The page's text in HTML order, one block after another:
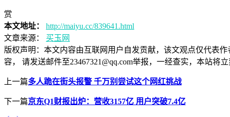
赏
本文地址：
http://maiyu.cc/839641.html
文章来源：
买玉网
版权声明： 本文内容由互联网用户自发贡献，该文观点仅代表
容， 请发送邮件至23467321@qq.com举报，一经查实，本站将
上一篇多人跪在街头报警 千万别尝试这个网红挑战
下一篇京东Q1财报出炉：营收3157亿 用户突破7.4亿